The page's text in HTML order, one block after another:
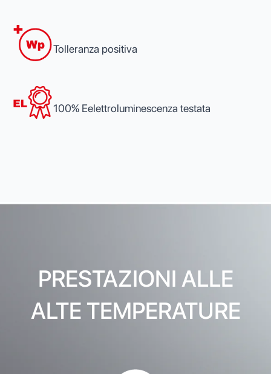
Tolleranza positiva
100% Eelettroluminescenza testata
PRESTAZIONI ALLE
ALTE TEMPERATURE